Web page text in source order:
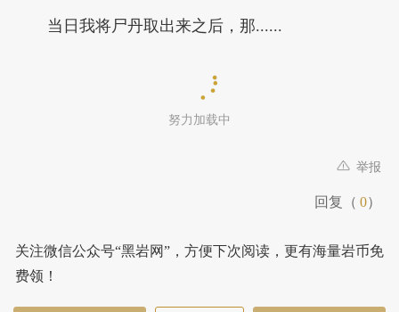
当日我将尸丹取出来之后，那......
努力加载中
举报
回复（ 0）
关注微信公众号“黑岩网”，方便下次阅读，更有海量岩币免
费领！